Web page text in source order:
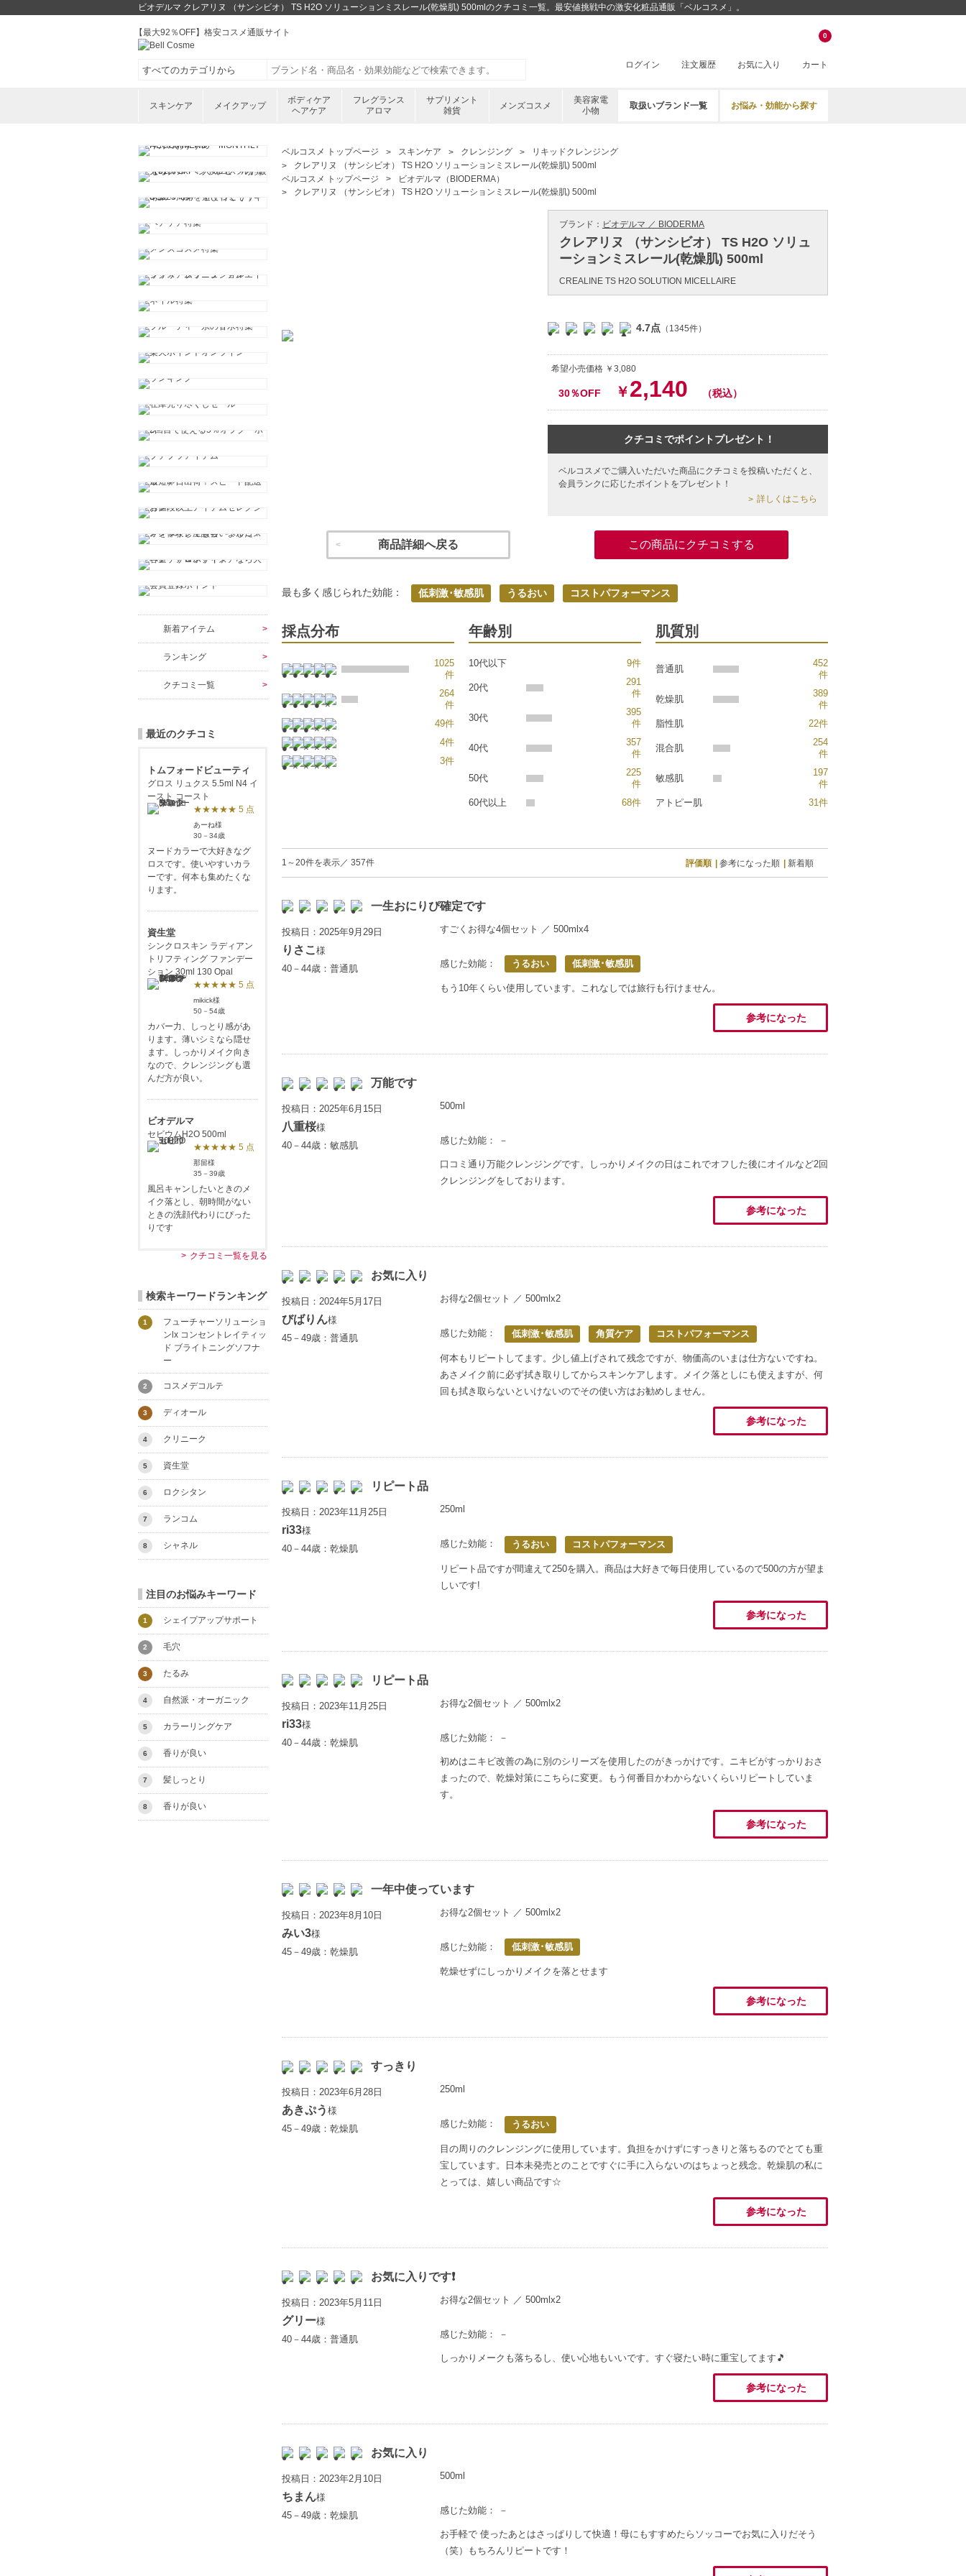
ビオデルマ クレアリヌ （サンシビオ） TS H2O ソリューションミスレール(乾燥肌) 500mlのクチコミ一覧。最安値挑戦中の激安化粧品通販「ベルコスメ」。
【最大92％OFF】格安コスメ通販サイト
ログイン 注文履歴 お気に入り カート
0
スキンケア メイクアップ
ボディケア
ヘアケア
フレグランス
アロマ
サプリメント
雑貨
メンズコスメ
美容家電
小物
取扱いブランド一覧 お悩み・効能から探す
ベルコスメ トップページ スキンケア クレンジング
リキッドクレンジング
クレアリヌ （サンシビオ） TS H2O ソリューションミスレール(乾燥肌) 500ml
ベルコスメ トップページ
ビオデルマ（BIODERMA）
クレアリヌ （サンシビオ） TS H2O ソリューションミスレール(乾燥肌) 500ml
ブランド： ビオデルマ ／ BIODERMA
クレアリヌ （サンシビオ） TS H2O ソリュ
ーションミスレール(乾燥肌) 500ml
CREALINE TS H2O SOLUTION MICELLAIRE
4.7点 （1345件）
希望小売価格 ￥3,080
30％OFF ￥2,140 （税込）
クチコミでポイントプレゼント！
ベルコスメでご購入いただいた商品にクチコミを投稿いただくと、
会員ランクに応じたポイントをプレゼント！
詳しくはこちら
商品詳細へ戻る この商品にクチコミする
最も多く感じられた効能： 低刺激･敏感肌 うるおい コストパフォーマンス
採点分布
1025
件
264
件
49件
4件
3件
年齢別
10代以下 9件
20代
291
件
30代
395
件
40代
357
件
50代
225
件
60代以上
68件
肌質別
普通肌
452
件
乾燥肌
389
件
脂性肌
22件
混合肌
254
件
敏感肌
197
件
アトピー肌
31件
1～20件を表示／ 357件 評価順 参考になった順 新着順
一生おにりぴ確定です
投稿日：2025年9月29日
りさこ 様
40－44歳：普通肌
すごくお得な4個セット ／ 500mlx4
感じた効能： うるおい 低刺激･敏感肌
もう10年くらい使用しています。これなしでは旅行も行けません。
参考になった
万能です
投稿日：2025年6月15日
八重桜様
40－44歳：敏感肌
500ml
感じた効能： －
口コミ通り万能クレンジングです。しっかりメイクの日はこれでオフした後にオイルなど2回
クレンジングをしております。
参考になった
お気に入り
投稿日：2024年5月17日
びばりん様
45－49歳：普通肌
お得な2個セット ／ 500mlx2
感じた効能： 低刺激･敏感肌 角質ケア コストパフォーマンス
何本もリピートしてます。少し値上げされて残念ですが、物価高のいまは仕方ないですね。
あさメイク前に必ず拭き取りしてからスキンケアします。メイク落としにも使えますが、何
回も拭き取らないといけないのでその使い方はお勧めしません。
参考になった
リピート品
投稿日：2023年11月25日
ri33様
40－44歳：乾燥肌
250ml
感じた効能： うるおい コストパフォーマンス
リピート品ですが間違えて250を購入。商品は大好きで毎日使用しているので500の方が望ま
しいです!
参考になった
リピート品
投稿日：2023年11月25日
ri33様
40－44歳：乾燥肌
お得な2個セット ／ 500mlx2
感じた効能： －
初めはニキビ改善の為に別のシリーズを使用したのがきっかけです。ニキビがすっかりおさ
まったので、乾燥対策にこちらに変更。もう何番目かわからないくらいリピートしていま
す。
参考になった
一年中使っています
投稿日：2023年8月10日
みい3様
45－49歳：乾燥肌
お得な2個セット ／ 500mlx2
感じた効能： 低刺激･敏感肌
乾燥せずにしっかりメイクを落とせます
参考になった
すっきり
投稿日：2023年6月28日
あきぷう 様
45－49歳：乾燥肌
250ml
感じた効能： うるおい
目の周りのクレンジングに使用しています。負担をかけずにすっきりと落ちるのでとても重
宝しています。日本未発売とのことですぐに手に入らないのはちょっと残念。乾燥肌の私に
とっては、嬉しい商品です☆
参考になった
お気に入りです❗
投稿日：2023年5月11日
グリー様
40－44歳：普通肌
お得な2個セット ／ 500mlx2
感じた効能： －
しっかりメークも落ちるし、使い心地もいいです。すぐ寝たい時に重宝してます🎵
参考になった
お気に入り
投稿日：2023年2月10日
ちまん様
45－49歳：乾燥肌
500ml
感じた効能： －
お手軽で 使ったあとはさっぱりして快適！母にもすすめたらソッコーでお気に入りだそう
（笑）もちろんリピートです！
新着アイテム
ランキング
クチコミ一覧
最近のクチコミ
トムフォードビューティ
グロス リュクス 5.5ml N4 イ
ースト コースト
★★★★★ 5 点
あーね様
30－34歳
ヌードカラーで大好きなグ
ロスです。使いやすいカラ
ーです。何本も集めたくな
ります。
資生堂
シンクロスキン ラディアン
トリフティング ファンデー
ション 30ml 130 Opal
★★★★★ 5 点
mikick様
50－54歳
カバー力、しっとり感があ
ります。薄いシミなら隠せ
ます。しっかりメイク向き
なので、クレンジングも選
んだ方が良い。
ビオデルマ
セビウムH2O 500ml
★★★★★ 5 点
那留様
35－39歳
風呂キャンしたいときのメ
イク落とし、朝時間がない
ときの洗顔代わりにぴった
りです
クチコミ一覧を見る
検索キーワードランキング
1
フューチャーソリューショ
ンlx コンセントレイティッ
ド ブライトニングソフナ
ー
2 コスメデコルテ
3 ディオール
4 クリニーク
5 資生堂
6 ロクシタン
7 ランコム
8 シャネル
注目のお悩みキーワード
1 シェイプアップサポート
2 毛穴
3 たるみ
4 自然派・オーガニック
5 カラーリングケア
6 香りが良い
7 髪しっとり
8 香りが良い